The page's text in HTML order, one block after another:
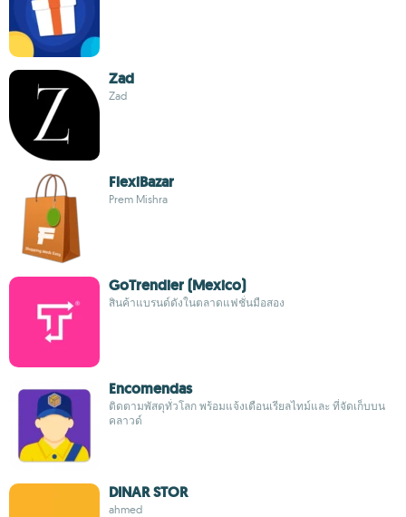
Zad
Zad
FlexiBazar
Prem Mishra
GoTrendier (Mexico)
สินค้าแบรนด์ดังในตลาดแฟชั่นมือสอง
Encomendas
ติดตามพัสดุทั่วโลก พร้อมแจ้งเตือนเรียลไทม์และ ที่จัดเก็บบน
คลาวด์
DINAR STOR
ahmed